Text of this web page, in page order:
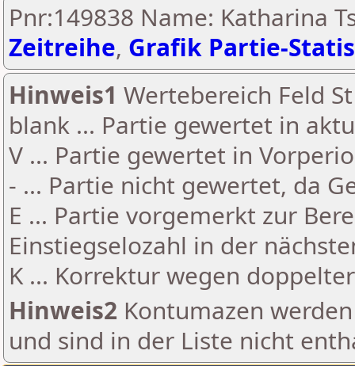
Pnr:149838 Name: Katharina
Zeitreihe, Grafik Partie-
Hinweis1 Wertebereich Feld
blank ... Partie gewertet in
V ... Partie gewertet in
- ... Partie nicht gewertet, da
E ... Partie vorgemerkt zur
Einstiegselozahl in der
K ... Korrektur wegen
Hinweis2 Kontumazen
und sind in der Liste nicht